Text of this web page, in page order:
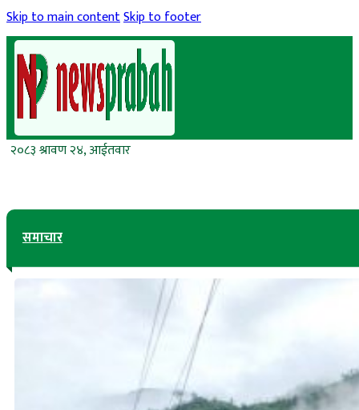
Skip to main contentSkip to footer
२०८३ श्रावण २४, आईतवार
समाचार